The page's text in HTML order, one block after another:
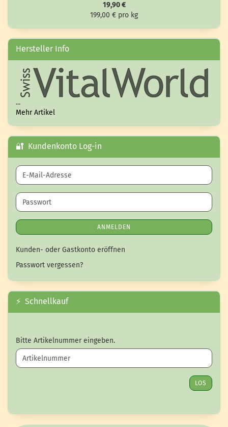
19,90 €
199,00 € pro kg
Hersteller Info
...
Mehr Artikel
🔐 Kundenkonto Log-in
E-Mail-Adresse
Passwort
ANMELDEN
Kunden- oder Gastkonto eröffnen
Passwort vergessen?
⚡ Schnellkauf
BITTE ARTIKELNUMMER EINGEBEN.
Bitte Artikelnummer eingeben.
LOS